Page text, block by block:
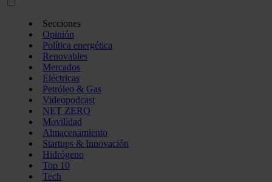
Secciones
Opinión
Política energética
Renovables
Mercados
Eléctricas
Petróleo & Gas
Videopodcast
NET ZERO
Movilidad
Almacenamiento
Startups & Innovación
Hidrógeno
Top 10
Tech